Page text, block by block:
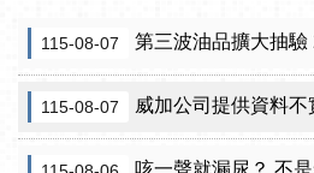
115-08-07 第三波油品擴大抽驗 2件苦茶油產
115-08-07 威加公司提供資料不實臺北市衛生局
咳一聲就漏尿？ 不